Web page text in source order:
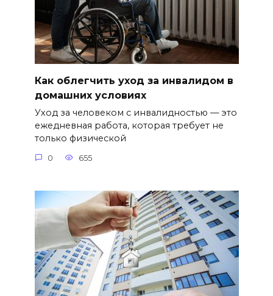
Как облегчить уход за инвалидом в
домашних условиях
Уход за человеком с инвалидностью — это
ежедневная работа, которая требует не
только физической
0 655